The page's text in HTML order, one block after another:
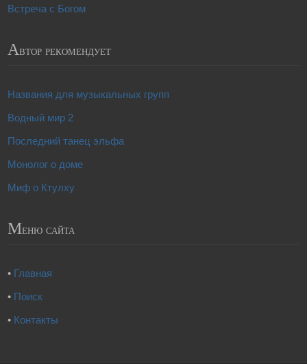
Встреча с Богом
Автор рекомендует
Названия для музыкальных групп
Водный мир 2
Последний танец эльфа
Монолог о доме
Миф о Ктулху
Меню сайта
• Главная
• Поиск
• Контакты